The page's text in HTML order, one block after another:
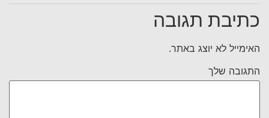
כתיבת תגובה
האימייל לא יוצג באתר.
התגובה שלך